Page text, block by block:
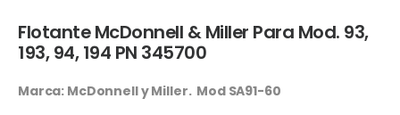
Flotante McDonnell & Miller Para Mod. 93,
193, 94, 194 PN 345700
Marca: McDonnell y Miller. Mod SA91-60